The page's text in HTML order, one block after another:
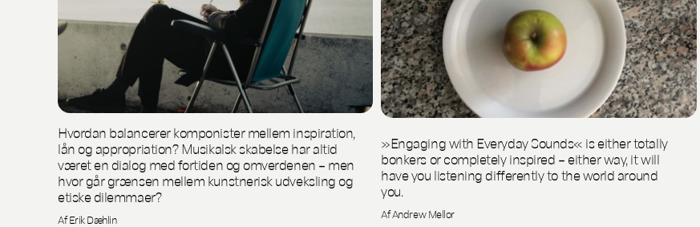
Hvordan balancerer komponister mellem inspiration,
lån og appropriation? Musikalsk skabelse har altid
været en dialog med fortiden og omverdenen – men
hvor går grænsen mellem kunstnerisk udveksling og
etiske dilemmaer?
Af Erik Dæhlin
»Engaging with Everyday Sounds« is either totally
bonkers or completely inspired – either way, it will
have you listening differently to the world around
you.
Af Andrew Mellor